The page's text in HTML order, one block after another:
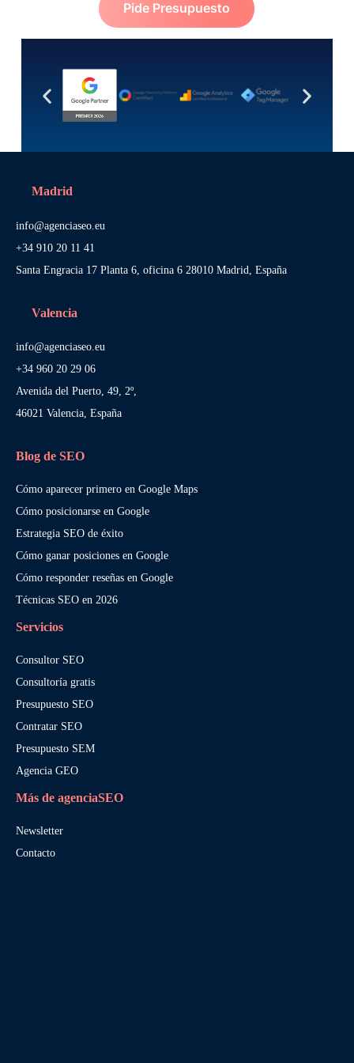
Pide Presupuesto
Madrid
info@agenciaseo.eu
+34 910 20 11 41
Santa Engracia 17 Planta 6, oficina 6 28010 Madrid, España
Valencia
info@agenciaseo.eu
+34 960 20 29 06
Avenida del Puerto, 49, 2º,
46021 Valencia, España
Blog de SEO
Cómo aparecer primero en Google Maps
Cómo posicionarse en Google
Estrategia SEO de éxito
Cómo ganar posiciones en Google
Cómo responder reseñas en Google
Técnicas SEO en 2026
Servicios
Consultor SEO
Consultoría gratis
Presupuesto SEO
Contratar SEO
Presupuesto SEM
Agencia GEO
Más de agenciaSEO
Newsletter
Contacto